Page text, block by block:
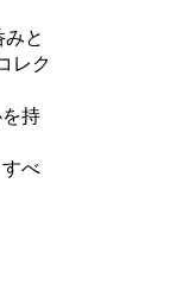
と
レク
持
べ